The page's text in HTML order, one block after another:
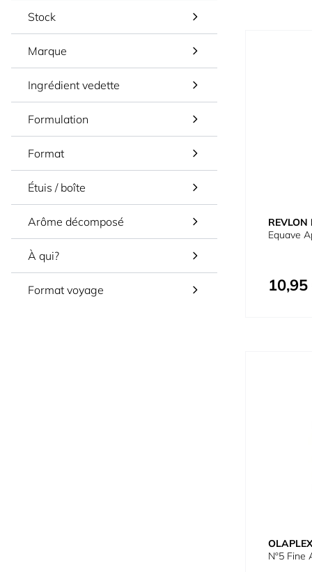
Stock
Marque
Ingrédient vedette
Formulation
Format
Étuis / boîte
Arôme décomposé
À qui?
Format voyage
REVLON
Equave
10,95
OLAPLEX
Nº5